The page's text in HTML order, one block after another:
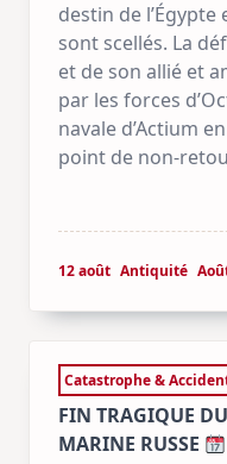
destin de
sont scellés. La
et de son allié et
par les forces
navale d’Actium
point de non-
12 août Antiquité
Catastrophe &
FIN TRAGIQUE
MARINE RUSSE